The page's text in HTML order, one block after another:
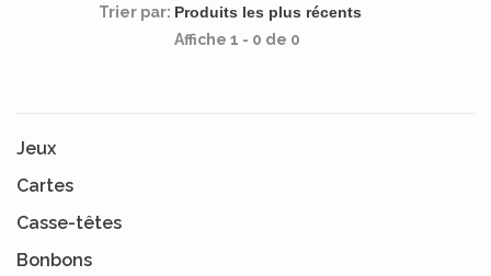
Trier par:
Affiche 1 - 0 de 0
Jeux
Cartes
Casse-têtes
Bonbons